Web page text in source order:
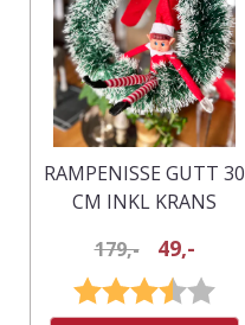
RAMPENISSE GUTT 30
CM INKL KRANS
179,-
49,-
Karakter: